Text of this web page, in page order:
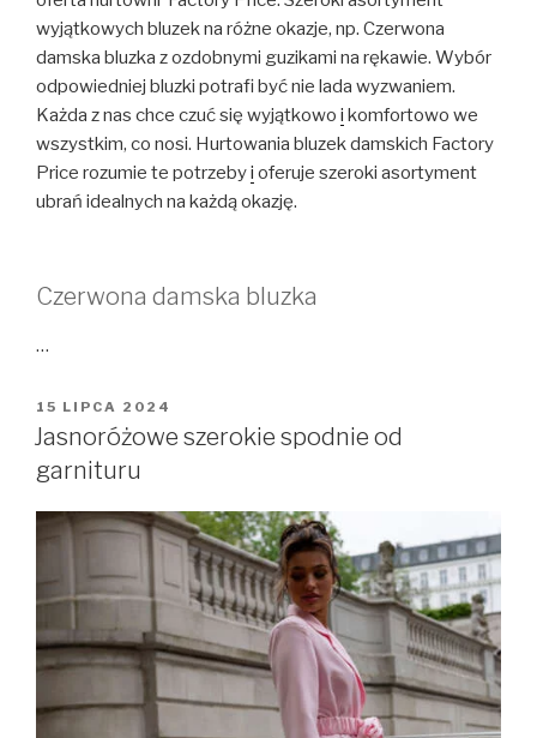
wyjątkowych bluzek na różne okazje, np. Czerwona
damska bluzka z ozdobnymi guzikami na rękawie. Wybór
odpowiedniej bluzki potrafi być nie lada wyzwaniem.
Każda z nas chce czuć się wyjątkowo i komfortowo we
wszystkim, co nosi. Hurtowania bluzek damskich Factory
Price rozumie te potrzebyi oferuje szeroki asortyment
ubrań idealnych na każdą okazję.
Czerwona damska bluzka
…
OPUBLIKOWANE
W
15 LIPCA 2024
Jasnoróżowe szerokie spodnie od
garnituru